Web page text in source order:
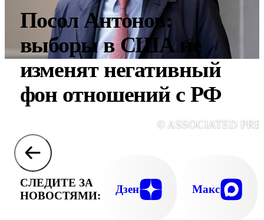
Посол Антонов:
выборы в США не
изменят негативный
фон отношений с РФ
© ASSOCIATED
СЛЕДИТЕ ЗА
НОВОСТЯМИ:
Дзен Макс